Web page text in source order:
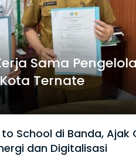
Sama
Ternate
to School di Banda, Ajak
dan Digitalisasi